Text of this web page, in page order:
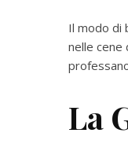
Il modo di
nelle cene
La